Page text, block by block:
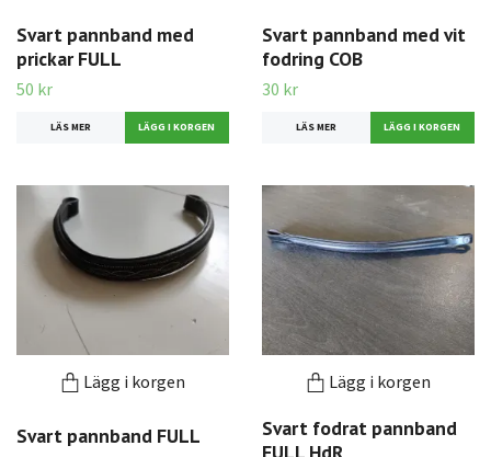
Svart pannband med
prickar FULL
50 kr
LÄS MER
Svart pannband med vit
fodring COB
30 kr
LÄS MER
Lägg i korgen
Svart pannband FULL
Lägg i korgen
Svart fodrat pannband